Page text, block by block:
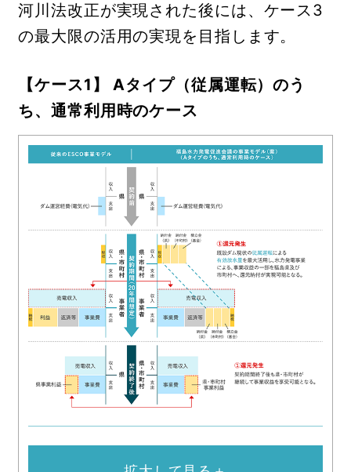
河川法改正が実現された後には、ケース3
の最大限の活用の実現を目指します。
【ケース1】 Aタイプ（従属運転）のう
ち、通常利用時のケース